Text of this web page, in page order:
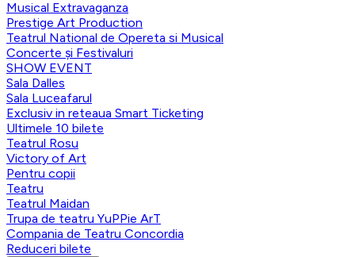
Musical Extravaganza
Prestige Art Production
Teatrul National de Opereta si Musical
Concerte și Festivaluri
SHOW EVENT
Sala Dalles
Sala Luceafarul
Exclusiv in reteaua Smart Ticketing
Ultimele 10 bilete
Teatrul Rosu
Victory of Art
Pentru copii
Teatru
Teatrul Maidan
Trupa de teatru YuPPie ArT
Compania de Teatru Concordia
Reduceri bilete